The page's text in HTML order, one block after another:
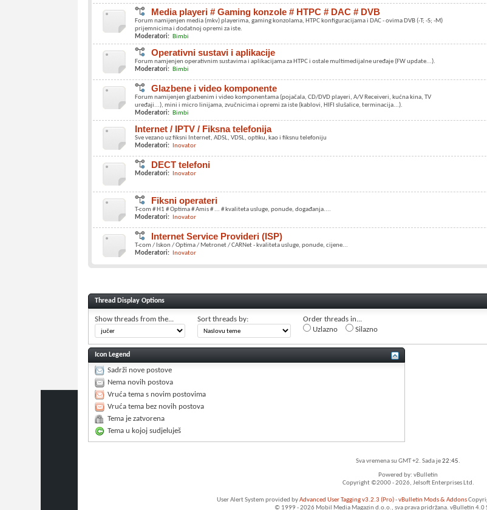
Media playeri # Gaming konzole # HTPC # DAC # DVB
Forum namijenjen media (mkv) playerima, gaming konzolama, HTPC konfiguracijama i DAC - ovima DVB (-T; -S; -M)
prijemnicima i dodatnoj opremi za iste.
Moderatori: Bimbi
Operativni sustavi i aplikacije
Forum namjenjen operativnim sustavima i aplikacijama za HTPC i ostale multimedijalne uređaje (FW update...).
Moderatori: Bimbi
Glazbene i video komponente
Forum namijenjen glazbenim i video komponentama (pojačala, CD/DVD playeri, A/V Receiveri, kućna kina, TV
uređaji...), mini i micro linijama, zvučnicima i opremi za iste (kablovi, HIFI slušalice, terminacija...).
Moderatori: Bimbi
Internet / IPTV / Fiksna telefonija
Sve vezano uz fiksni Internet, ADSL, VDSL, optiku, kao i fiksnu telefoniju
Moderatori:
Inovator
DECT telefoni
Moderatori: Inovator
Fiksni operateri
T-com # H1 # Optima # Amis # ... # kvaliteta usluge, ponude, događanja....
Moderatori:
Inovator
Internet Service Provideri (ISP)
T-com / Iskon / Optima / Metronet / CARNet - kvaliteta usluge, ponude, cijene...
Moderatori:
Inovator
Thread Display Options
Show threads from the... Sort threads by:
Order threads in...
Uzlazno
Silazno
Icon Legend
Sadrži nove postove
Nema novih postova
Vruća tema s novim postovima
Vruća tema bez novih postova
Tema je zatvorena
Tema u kojoj sudjeluješ
Sva vremena su GMT +2. Sada je22:45.
Powered by: vBulletin
Copyright ©2000 - 2026, Jelsoft Enterprises Ltd.
User Alert System provided byAdvanced User Tagging v3.2.3 (Pro)-vBulletin Mods & Addons
© 1999 - 2026 Mobil Media Magazin d.o.o., sva prava pridržana. vBulletin 4.0